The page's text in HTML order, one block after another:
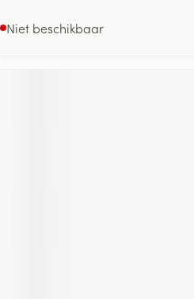
Niet beschikbaar